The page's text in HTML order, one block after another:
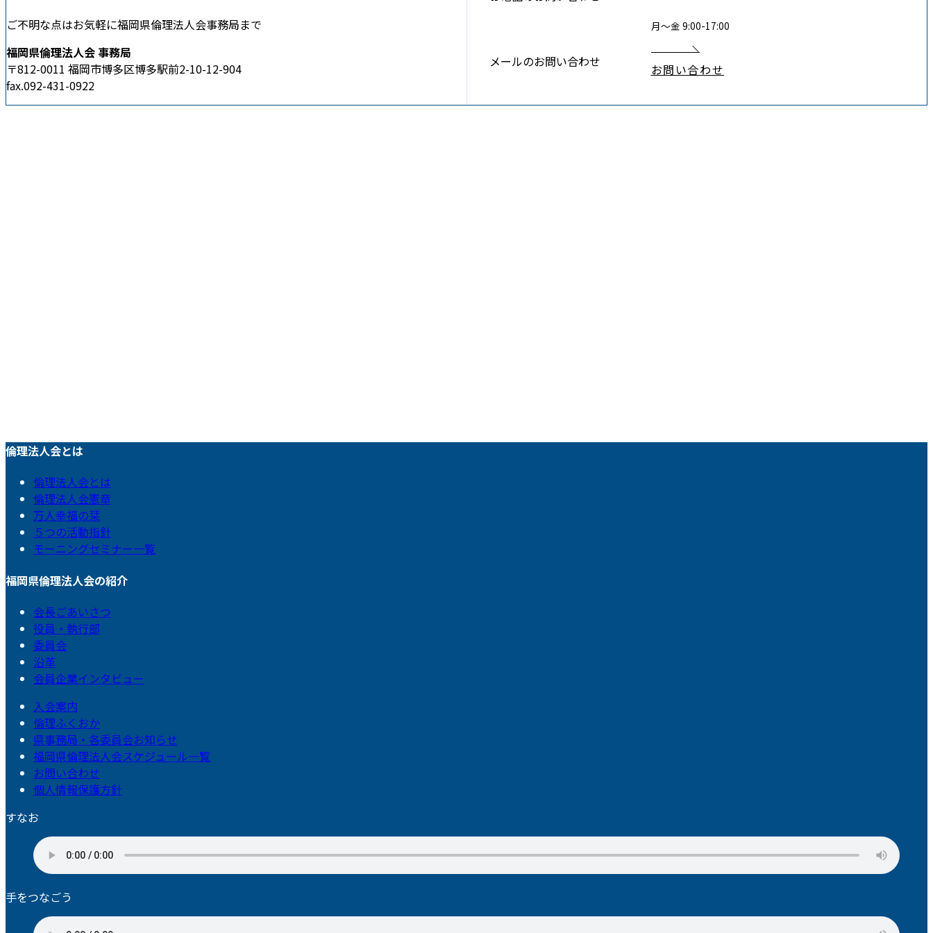
ご不明な点はお気軽に福岡県倫理法人会事務局まで
福岡県倫理法人会 事務局
〒812-0011 福岡市博多区博多駅前2-10-12-904
fax.092-431-0922
月〜金 9:00-17:00
メールのお問い合わせ お問い合わせ
倫理法人会とは
倫理法人会とは
倫理法人会憲章
万人幸福の栞
５つの活動指針
モーニングセミナー一覧
福岡県倫理法人会の紹介
会長ごあいさつ
役員・執行部
委員会
沿革
会員企業インタビュー
入会案内
倫理ふくおか
県事務局・各委員会お知らせ
福岡県倫理法人会スケジュール一覧
お問い合わせ
個人情報保護方針
すなお
手をつなごう